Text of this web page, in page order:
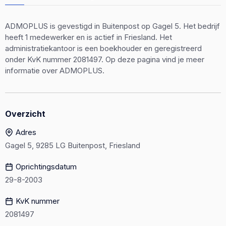
ADMOPLUS is gevestigd in Buitenpost op Gagel 5. Het bedrijf
heeft 1 medewerker en is actief in Friesland. Het
administratiekantoor is een boekhouder en geregistreerd
onder KvK nummer 2081497. Op deze pagina vind je meer
informatie over ADMOPLUS.
Overzicht
Adres
Gagel 5, 9285 LG Buitenpost, Friesland
Oprichtingsdatum
29-8-2003
KvK nummer
2081497